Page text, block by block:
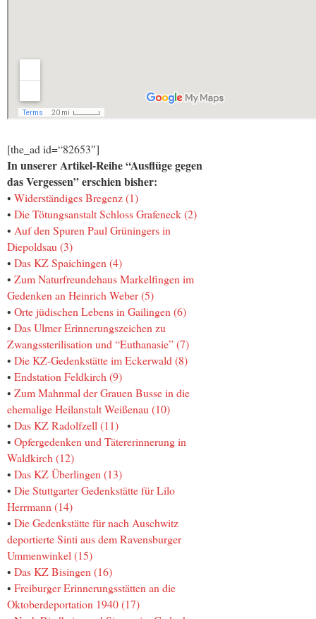
[the_ad id=“82653″]
In unserer Artikel-Reihe “Ausflüge gegen
das Vergessen” erschien bisher:
• Widerständiges Bregenz (1)
• Die Tötungsanstalt Schloss Grafeneck (2)
• Auf den Spuren Paul Grüningers in
Diepoldsau (3)
• Das KZ Spaichingen (4)
• Zum Naturfreundehaus Markelfingen im
Gedenken an Heinrich Weber (5)
• Orte jüdischen Lebens in Gailingen (6)
• Das Ulmer Erinnerungszeichen zu
Zwangssterilisation und “Euthanasie” (7)
• Die KZ-Gedenkstätte im Eckerwald (8)
• Endstation Feldkirch (9)
• Zum Mahnmal der Grauen Busse in die
ehemalige Heilanstalt Weißenau (10)
• Das KZ Radolfzell (11)
• Opfergedenken und Tätererinnerung in
Waldkirch (12)
• Das KZ Überlingen (13)
• Die Stuttgarter Gedenkstätte für Lilo
Herrmann (14)
• Die Gedenkstätte für nach Auschwitz
deportierte Sinti aus dem Ravensburger
Ummenwinkel (15)
• Das KZ Bisingen (16)
• Freiburger Erinnerungsstätten an die
Oktoberdeportation 1940 (17)